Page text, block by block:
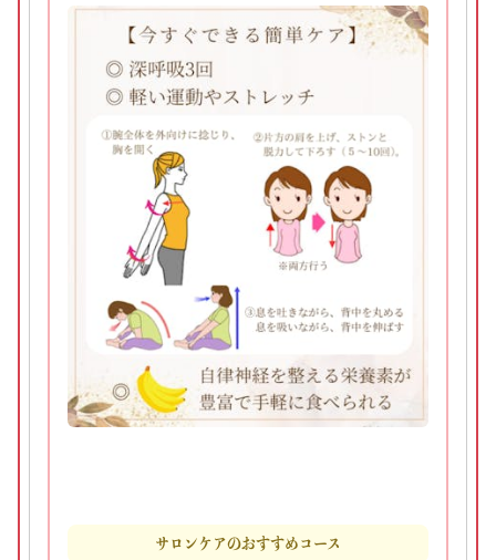
サロンケアのおすすめコース